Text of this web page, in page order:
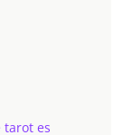
tarot es